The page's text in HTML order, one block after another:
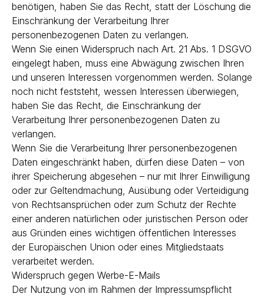
benötigen, haben Sie das Recht, statt der Löschung die
Einschränkung der Verarbeitung Ihrer
personenbezogenen Daten zu verlangen.
Wenn Sie einen Widerspruch nach Art. 21 Abs. 1 DSGVO
eingelegt haben, muss eine Abwägung zwischen Ihren
und unseren Interessen vorgenommen werden. Solange
noch nicht feststeht, wessen Interessen überwiegen,
haben Sie das Recht, die Einschränkung der
Verarbeitung Ihrer personenbezogenen Daten zu
verlangen.
Wenn Sie die Verarbeitung Ihrer personenbezogenen
Daten eingeschränkt haben, dürfen diese Daten – von
ihrer Speicherung abgesehen – nur mit Ihrer Einwilligung
oder zur Geltendmachung, Ausübung oder Verteidigung
von Rechtsansprüchen oder zum Schutz der Rechte
einer anderen natürlichen oder juristischen Person oder
aus Gründen eines wichtigen öffentlichen Interesses
der Europäischen Union oder eines Mitgliedstaats
verarbeitet werden.
Widerspruch gegen Werbe-E-Mails
Der Nutzung von im Rahmen der Impressumspflicht